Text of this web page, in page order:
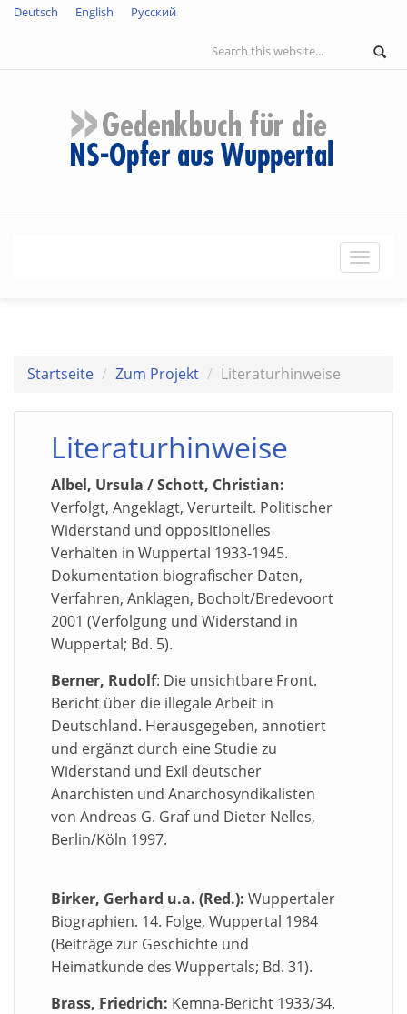
Direkt
Deutsch English Русский
Suchformular
Startseite Zum Projekt Literaturhinweise
Literaturhinweise
Albel, Ursula / Schott, Christian:
Verfolgt, Angeklagt, Verurteilt. Politischer
Widerstand und oppositionelles
Verhalten in Wuppertal 1933-1945.
Dokumentation biografischer Daten,
Verfahren, Anklagen, Bocholt/Bredevoort
2001 (Verfolgung und Widerstand in
Wuppertal; Bd. 5).
Berner, Rudolf: Die unsichtbare Front.
Bericht über die illegale Arbeit in
Deutschland. Herausgegeben, annotiert
und ergänzt durch eine Studie zu
Widerstand und Exil deutscher
Anarchisten und Anarchosyndikalisten
von Andreas G. Graf und Dieter Nelles,
Berlin/Köln 1997.
Birker, Gerhard u.a. (Red.): Wuppertaler
Biographien. 14. Folge, Wuppertal 1984
(Beiträge zur Geschichte und
Heimatkunde des Wuppertals; Bd. 31).
Brass, Friedrich: Kemna-Bericht 1933/34.